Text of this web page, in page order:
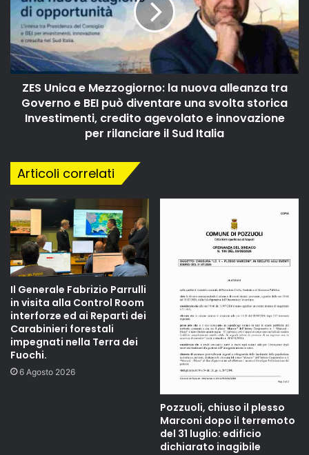
ZES Unica e Mezzogiorno: la nuova alleanza tra
Governo e BEI può diventare una svolta storica
Investimenti, credito agevolato e innovazione
per rilanciare il Sud Italia
Articoli correlati
Il Generale Fabrizio Parrulli
in visita alla Control Room
interforze ed ai Reparti dei
Carabinieri forestali
impegnati nella Terra dei
Fuochi.
6 Agosto 2026
Pozzuoli, chiuso il plesso
Marconi dopo il terremoto
del 31 luglio: edificio
dichiarato inagibile